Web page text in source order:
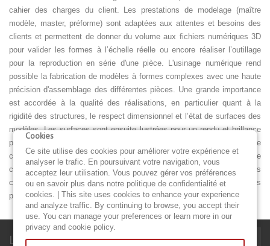
cahier des charges du client. Les prestations de modelage (maître
modèle, master, préforme) sont adaptées aux attentes et besoins des
clients et permettent de donner du volume aux fichiers numériques 3D
pour valider les formes à l’échelle réelle ou encore réaliser l’outillage
pour la reproduction en série d'une pièce. L'usinage numérique rend
possible la fabrication de modèles à formes complexes avec une haute
précision d'assemblage des différentes pièces. Une grande importance
est accordée à la qualité des réalisations, en particulier quant à la
rigidité des structures, le respect dimensionnel et l’état de surfaces des
modèles. Les surfaces sont ensuite lustrées pour un rendu et brillance
parfaits. A partir de fichier 3D, nous réalisons les modèles de pont, de
coque, mais également des différentes pièces comme le capot de
coffre, le poste de barre, le safran, dérive. Il est aussi possible de nous
confier vos maquettes et prototypes afin de présenter et valider vos
projets en bureaux d’études.
Lettre d'informations
Cookies
Ce site utilise des cookies pour améliorer votre expérience et
analyser le trafic. En poursuivant votre navigation, vous
acceptez leur utilisation. Vous pouvez gérer vos préférences
ou en savoir plus dans notre politique de confidentialité et
cookies. | This site uses cookies to enhance your experience
and analyze traffic. By continuing to browse, you accept their
use. You can manage your preferences or learn more in our
privacy and cookie policy.